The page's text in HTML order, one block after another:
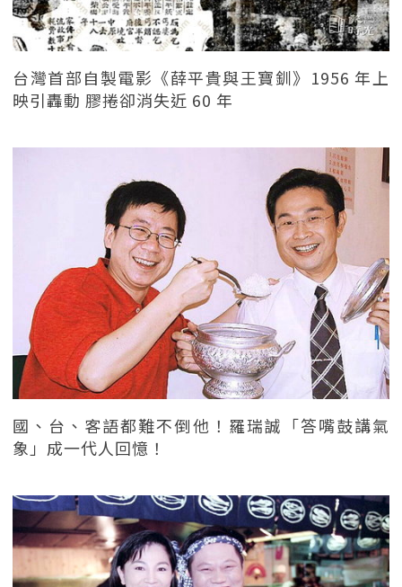
台灣首部自製電影《薛平貴與王寶釧》1956 年上
映引轟動 膠捲卻消失近 60 年
國、台、客語都難不倒他！羅瑞誠「答嘴鼓講氣
象」成一代人回憶！